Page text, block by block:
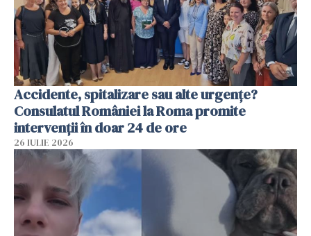
Accidente, spitalizare sau alte urgențe?
Consulatul României la Roma promite
intervenții în doar 24 de ore
26 IULIE 2026